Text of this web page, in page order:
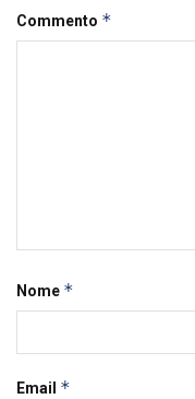
Commento *
Nome *
Email *